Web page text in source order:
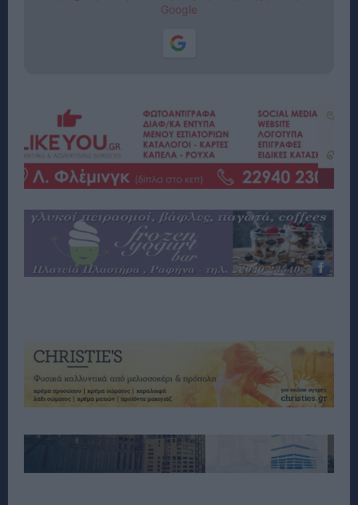
Google